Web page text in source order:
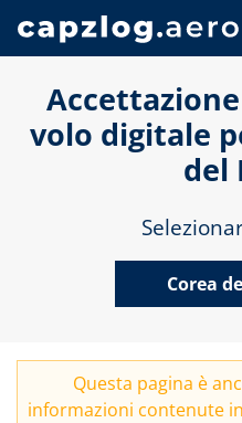
volo digitale
del
Corea
Questa pagina è
informazioni contenute